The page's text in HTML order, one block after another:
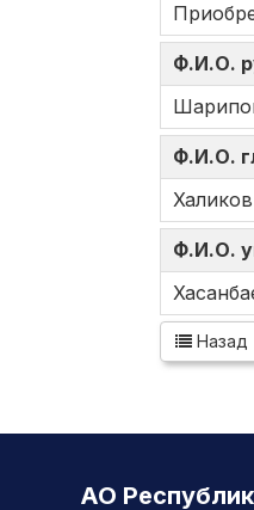
Ф.И.О.
Ф.И.О.
Ф.И.О.
Назад
АО